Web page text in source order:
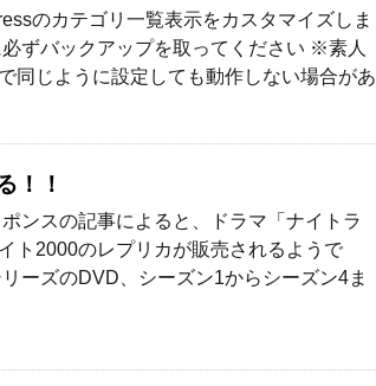
のカテゴリ一覧表示をカスタマイズしま
ずバックアップを取ってください ※素人
同じように設定しても動作しない場合があ
！！
ンスの記事によると、ドラマ「ナイトラ
ト2000のレプリカが販売されるようで
ーズのDVD、シーズン1からシーズン4ま